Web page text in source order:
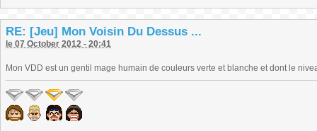
RE: [Jeu] Mon Voisin Du Dessus ...
le 07 October 2012 - 20:41
Mon VDD est un gentil mage humain de couleurs verte et blanche et dont le